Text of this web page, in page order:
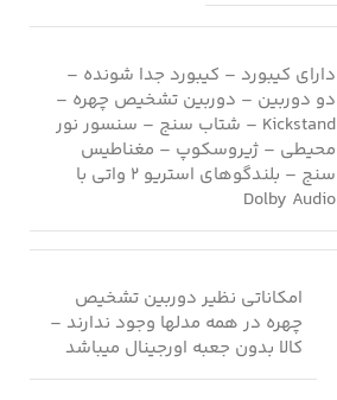
دارای کیبورد – کیبورد جدا شونده –
دو دوربین – دوربین تشخیص چهره –
Kickstand – شتاب سنج – سنسور نور
محیطی – ژیروسکوپ – مغناطیس
سنج – بلندگوهای استریو 2 واتی با
Dolby Audio
امکاناتی نظیر دوربین تشخیص
چهره در همه مدلها وجود ندارند –
کالا بدون جعبه اورجینال میباشد